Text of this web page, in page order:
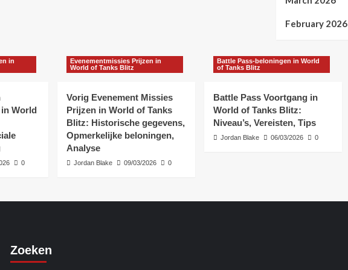
February 2026
in
World
0
Evenementmissies Prijzen in
World of Tanks Blitz
Vorig Evenement Missies
Prijzen in World of Tanks
Blitz: Historische gegevens,
Opmerkelijke beloningen,
Analyse
Jordan Blake 09/03/2026 0
Battle Pass-beloningen in World
of Tanks Blitz
Battle Pass Voortgang in
World of Tanks Blitz:
Niveau’s, Vereisten, Tips
Jordan Blake 06/03/2026 0
Zoeken